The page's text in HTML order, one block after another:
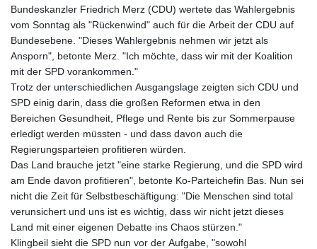
Bundeskanzler Friedrich Merz (CDU) wertete das Wahlergebnis
vom Sonntag als "Rückenwind" auch für die Arbeit der CDU auf
Bundesebene. "Dieses Wahlergebnis nehmen wir jetzt als
Ansporn", betonte Merz. "Ich möchte, dass wir mit der Koalition
mit der SPD vorankommen."
Trotz der unterschiedlichen Ausgangslage zeigten sich CDU und
SPD einig darin, dass die großen Reformen etwa in den
Bereichen Gesundheit, Pflege und Rente bis zur Sommerpause
erledigt werden müssten - und dass davon auch die
Regierungsparteien profitieren würden.
Das Land brauche jetzt "eine starke Regierung, und die SPD wird
am Ende davon profitieren", betonte Ko-Parteichefin Bas. Nun sei
nicht die Zeit für Selbstbeschäftigung: "Die Menschen sind total
verunsichert und uns ist es wichtig, dass wir nicht jetzt dieses
Land mit einer eigenen Debatte ins Chaos stürzen."
Klingbeil sieht die SPD nun vor der Aufgabe, "sowohl